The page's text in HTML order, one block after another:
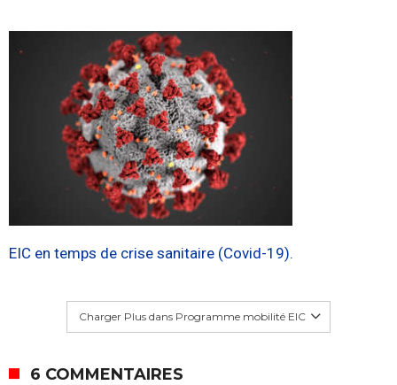
EIC en temps de crise sanitaire (Covid-19).
Charger Plus dans Programme mobilité EIC
6 COMMENTAIRES